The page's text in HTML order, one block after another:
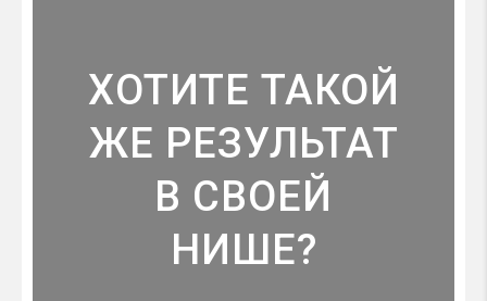
ХОТИТЕ ТАКОЙ
ЖЕ РЕЗУЛЬТАТ
В СВОЕЙ
НИШЕ?